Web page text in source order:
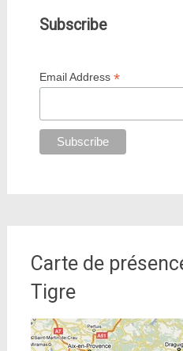
Subscribe
Email Address*
Carte de
Tigre